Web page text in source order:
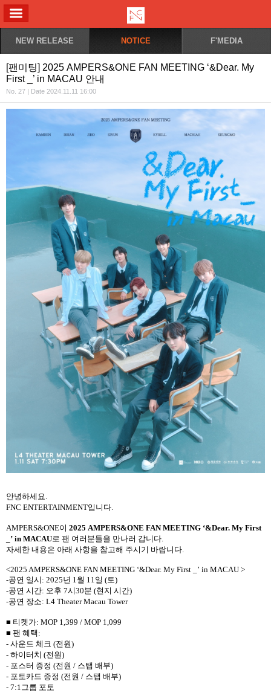
NEW RELEASE NOTICE F'MEDIA
[팬미팅] 2025 AMPERS&ONE FAN MEETING ‘&Dear. My
First _’ in MACAU 안내
No. 27 | Date 2024.11.11 16:00
안녕하세요.
FNC ENTERTAINMENT입니다.
AMPERS&ONE이 2025 AMPERS&ONE FAN MEETING ‘&Dear. My First
’ in MACAU로 팬 여러분들을 만나러 갑니다.
자세한 내용은 아래 사항을 참고해 주시기 바랍니다.
<2025 AMPERS&ONE FAN MEETING ‘&Dear. My First _ ’ in MACAU >
-공연 일시 : 2025년 1월 11일 (토)
-공연 시간: 오후 7시30분 (현지 시간)
-공연 장소: L4 Theater Macau Tower
■ 티켓가: MOP 1,399 / MOP 1,099
■ 팬 혜택 :
- 사운드 체크 (전원)
- 하이터치 (전원)
- 포스터 증정 (전원 / 스탭 배부)
- 포토카드 증정 (전원 / 스탭 배부)
- 7:1그룹 포토